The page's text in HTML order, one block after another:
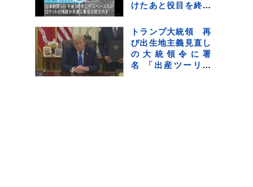
けたあと役目を終え
宇宙空間に漂流して
いた
トランプ大統領 再
び出生地主義見直し
の大統領令に署
名 「出産ツーリズ